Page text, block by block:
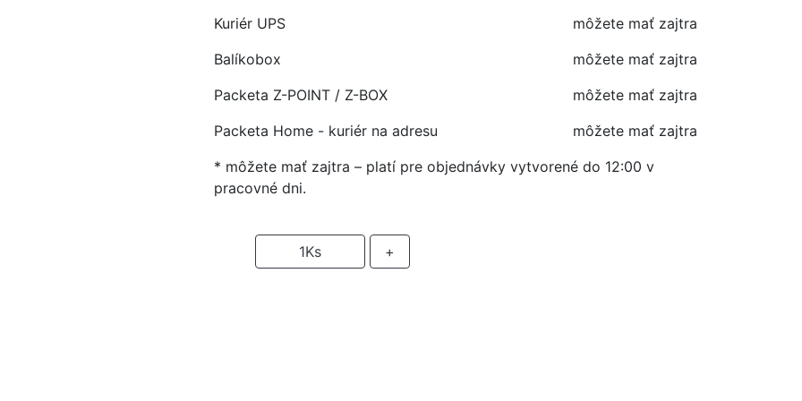
Kuriér UPS
môžete mať zajtra
Balíkobox
môžete mať zajtra
Packeta Z-POINT / Z-BOX
môžete mať zajtra
Packeta Home - kuriér na adresu
môžete mať zajtra
* môžete mať zajtra – platí pre objednávky vytvorené do 12:00 v
pracovné dni.
1Ks +